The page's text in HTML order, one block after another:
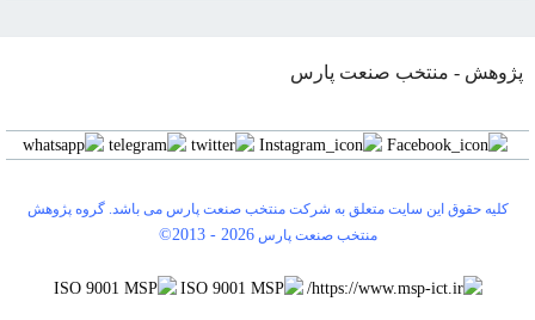
پژوهش - منتخب صنعت پارس
کلیه حقوق این سایت متعلق به شرکت منتخب صنعت پارس می باشد. گروه پژوهش
منتخب صنعت پارس
©2013 -2026